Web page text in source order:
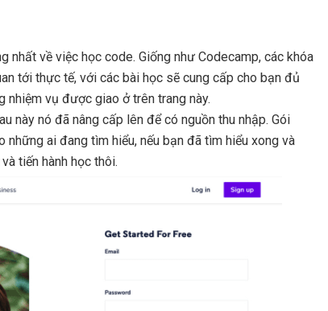
nhất về việc học code. Giống như Codecamp, các khóa
tới thực tế, với các bài học sẽ cung cấp cho bạn đủ
nhiệm vụ được giao ở trên trang này.
này nó đã nâng cấp lên để có nguồn thu nhập. Gói
ai đang tìm hiểu, nếu bạn đã tìm hiểu xong và
tiến hành học thôi.